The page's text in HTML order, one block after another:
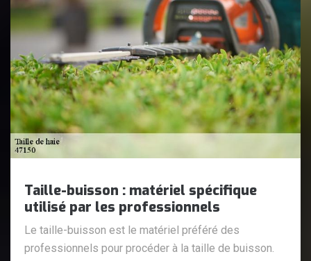
Taille-buisson : matériel spécifique
utilisé par les professionnels
Le taille-buisson est le matériel préféré des
professionnels pour procéder à la taille de buisson.